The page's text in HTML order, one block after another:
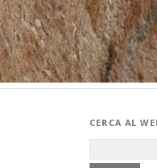
CERCA AL